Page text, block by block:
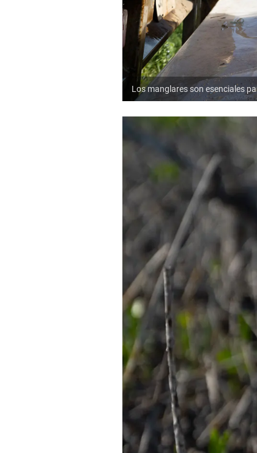
Los manglares son esenciales